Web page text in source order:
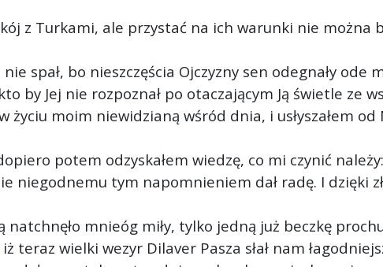
z Turkami, ale przystać na ich warunki nie można
spał, bo nieszczęścia Ojczyzny sen odegnały ode
by Jej nie rozpoznał po otaczającym Ją świetle ze
życiu moim niewidzianą wśród dnia, i usłyszałem od
potem odzyskałem wiedzę, co mi czynić
niegodnemu tym napomnieniem dał radę. I dzięki
natchnęło mnieóg miły, tylko jedną już beczkę
teraz wielki wezyr Dilaver Pasza słał nam